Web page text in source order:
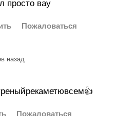
просто вау
назад